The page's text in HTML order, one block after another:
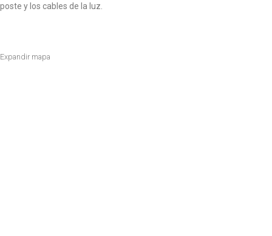
poste y los cables de la luz.
Expandir mapa